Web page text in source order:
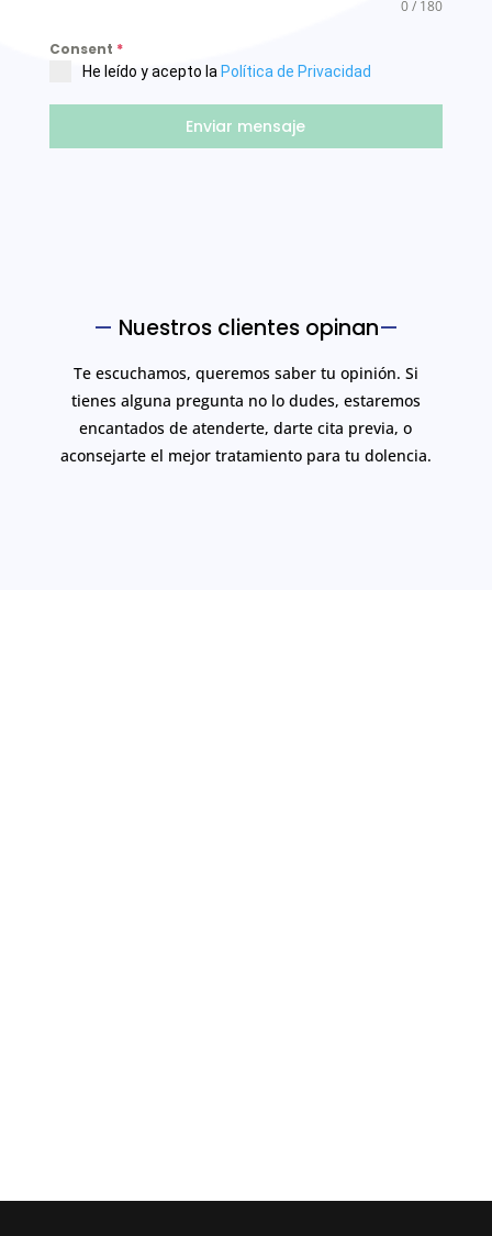
0 / 180
Consent *
He leído y acepto la Política de Privacidad
Enviar mensaje
— Nuestros clientes opinan—
Te escuchamos, queremos saber tu opinión. Si
tienes alguna pregunta no lo dudes, estaremos
encantados de atenderte, darte cita previa, o
aconsejarte el mejor tratamiento para tu dolencia.